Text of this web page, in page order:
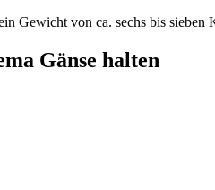
Gewicht von ca. sechs bis
Gänse halten